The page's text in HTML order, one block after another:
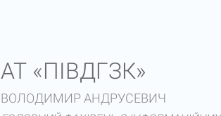
АТ «ПІВДГЗК»
ВОЛОДИМИР АНДРУСЕВИЧ